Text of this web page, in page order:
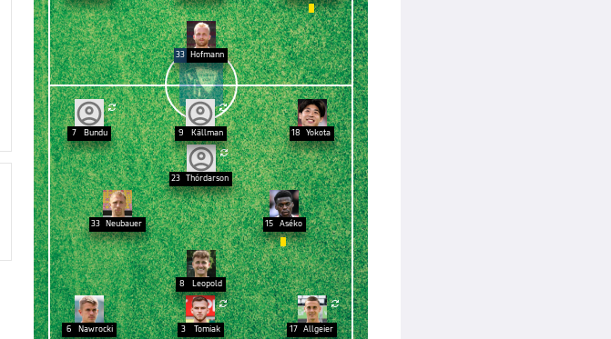

33 Hofmann

7 Bundu

9 Källman 18 Yokota

23 Thórdarson
33 Neubauer 15 Aséko

8 Leopold
6 Nawrocki

3 Tomiak

17 Allgeier